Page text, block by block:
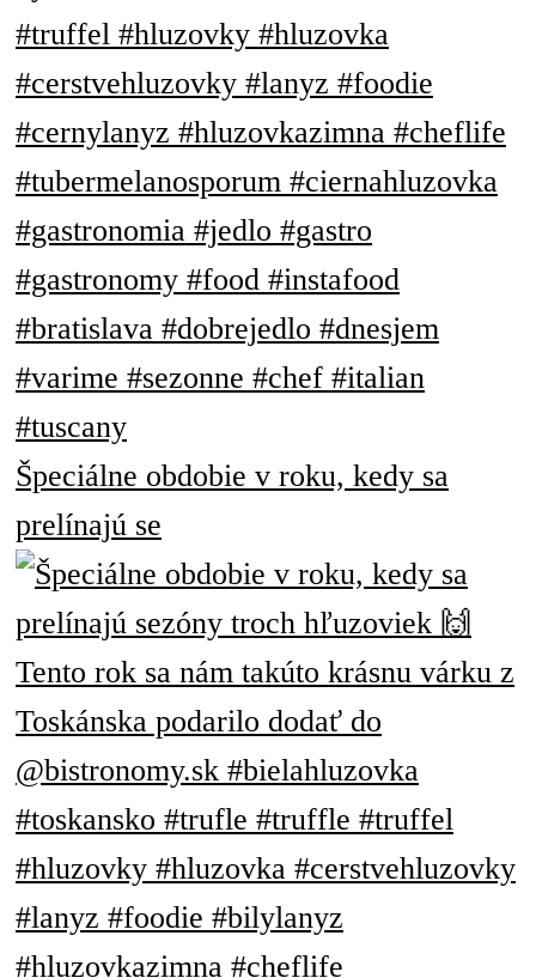
Špeciálne obdobie v roku, kedy sa
prelínajú se